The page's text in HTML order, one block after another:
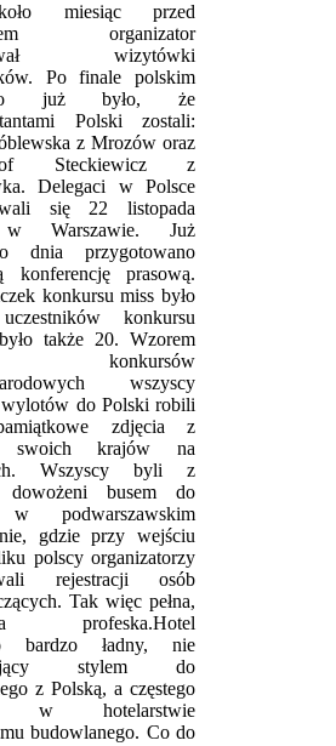
miesiąc przed
organizator
wizytówki
Po finale polskim
już było, że
Polski zostali:
z Mrozów oraz
Steckiewicz z
Delegaci w Polsce
się 22 listopada
Warszawie. Już
dnia przygotowano
konferencję prasową.
konkursu miss było
konkursu
także 20. Wzorem
konkursów
wszyscy
wylotów do Polski robili
zdjęcia z
swoich krajów na
Wszyscy byli z
dowożeni busem do
podwarszawskim
gdzie przy wejściu
polscy organizatorzy
rejestracji osób
Tak więc pełna,
profeska.Hotel
bardzo ładny, nie
stylem do
z Polską, a częstego
w hotelarstwie
budowlanego. Co do